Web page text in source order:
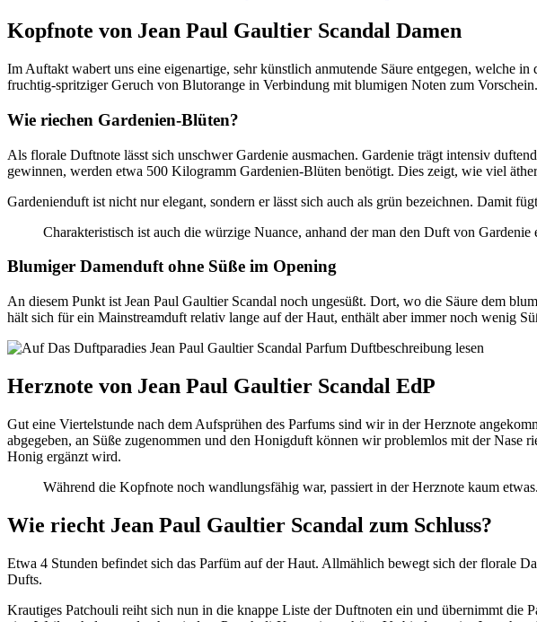
Kopfnote von Jean Paul Gaultier Scandal Damen
Im Auftakt wabert uns eine eigenartige, sehr künstlich anmutende Säure entgegen, welche
fruchtig-spritziger Geruch von Blutorange in Verbindung mit blumigen Noten zum Vorschein.
Wie riechen Gardenien-Blüten?
Als florale Duftnote lässt sich unschwer Gardenie ausmachen. Gardenie trägt intensiv
gewinnen, werden etwa 500 Kilogramm Gardenien-Blüten benötigt. Dies zeigt, wie viel
Gardenienduft ist nicht nur elegant, sondern er lässt sich auch als grün bezeichnen. Damit
Charakteristisch ist auch die würzige Nuance, anhand der man den Duft von Gardenie
Blumiger Damenduft ohne Süße im Opening
An diesem Punkt ist Jean Paul Gaultier Scandal noch ungesüßt. Dort, wo die Säure dem
hält sich für ein Mainstreamduft relativ lange auf der Haut, enthält aber immer noch wenig
Herznote von Jean Paul Gaultier Scandal EdP
Gut eine Viertelstunde nach dem Aufsprühen des Parfums sind wir in der Herznote
abgegeben, an Süße zugenommen und den Honigduft können wir problemlos mit der
Honig ergänzt wird.
Während die Kopfnote noch wandlungsfähig war, passiert in der Herznote kaum
Wie riecht Jean Paul Gaultier Scandal zum Schluss?
Etwa 4 Stunden befindet sich das Parfüm auf der Haut. Allmählich bewegt sich der florale
Dufts.
Krautiges Patchouli reiht sich nun in die knappe Liste der Duftnoten ein und übernimmt